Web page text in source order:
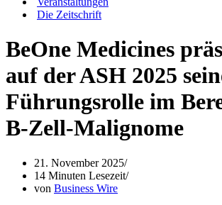
Die Zeitschrift
BeOne Medicines
auf der ASH 2025
Führungsrolle im
B-Zell-Malignome
21. November 2025
14 Minuten Lesezeit
von Business Wire